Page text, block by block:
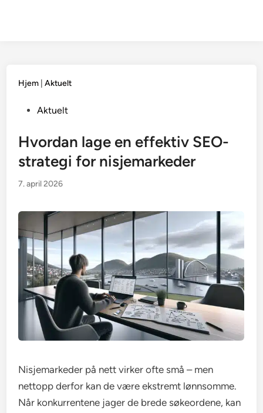
Hjem |Aktuelt
PostedAktuelt
Hvordan lage en effektiv SEO-
strategi for nisjemarkeder
7. april 2026
Nisjemarkeder på nett virker ofte små – men
nettopp derfor kan de være ekstremt lønnsomme.
Når konkurrentene jager de brede søkeordene, kan